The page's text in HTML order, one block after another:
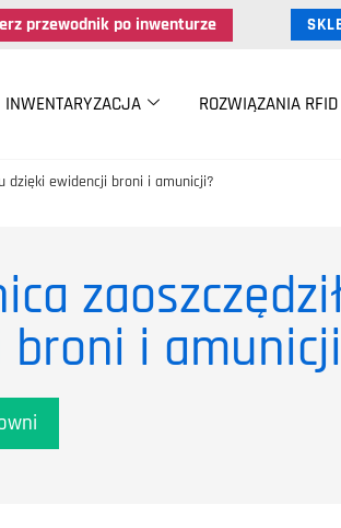
przewodnik po inwenturze
INWENTARYZACJA ROZWIĄZANIA RFID
dzięki ewidencji broni i amunicji?
i